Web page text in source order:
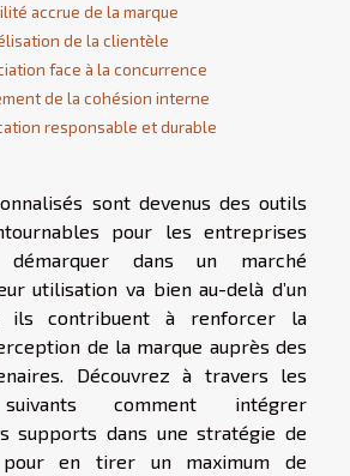
accrue de la marque
de la clientèle
face à la concurrence
de la cohésion interne
responsable et durable
sont devenus des outils
pour les entreprises
démarquer dans un marché
utilisation va bien au-delà d’un
: ils contribuent à renforcer la
de la marque auprès des
Découvrez à travers les
suivants comment intégrer
supports dans une stratégie de
pour en tirer un maximum de